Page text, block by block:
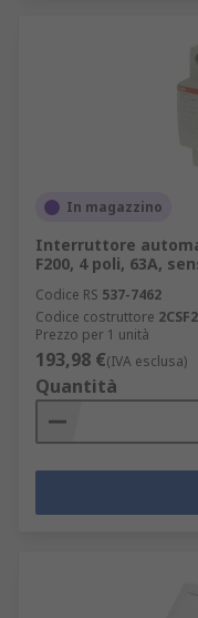
In magazzino
Interruttore
F200, 4 poli, 63A,
Codice RS 537-7462
Codice costruttore
Prezzo per 1 unità
193,98 €(IVA esclusa)
Quantità